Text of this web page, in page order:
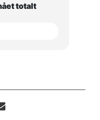
totalt